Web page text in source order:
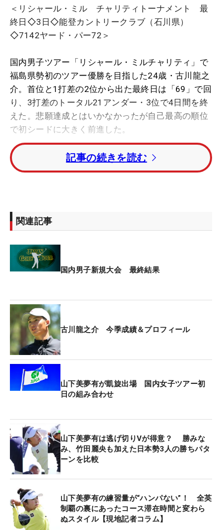
＜リシャール・ミル チャリティトーナメント 最
終日◇3日◇能登カントリークラブ（石川県）
◇7142ヤード・パー72＞
国内男子ツアー「リシャール・ミルチャリティ」で
福島県勢初のツアー優勝を目指した24歳・古川龍之
介。首位と1打差の2位から出た最終日は「69」で回
り、3打差のトータル21アンダー・3位で4日間を終
えた。悲願達成とはいかなかったが自己最高の順位
で初シードに大きく前進した。
初日「65」、2日目「64」と予選ラウンドは連日、
ツアーでの自己ベストスコアを更新して首位タイで
ットが打てずに初タイトルは逃した。「最後（18
番）のバーディのおかげで単独3位。自分にとって
した」。今季レギュラーツアー本格参戦1年目の古
川は、初めての優勝争いで順位を大きく落としても
今年6月の「BMW 日本ゴルフツアー選手権 森ビルカ
ップ」で自己ベストフィニッシュとなった6位タイ
を更新する結果だ。賞金646万円を加算して今季の
獲得賞金は1271万円と、昨季のシード権のボーダー
ライン974万円余りを大きく上回った。
4日間を振り返ると「フィーリングがすごくよかっ
ティングが躍進の要因となった。「距離感が勝手に
合っている感じでした。ショートゲームがスコアに
つながるんだなと、すごく勉強になりました」と自
身のみならず福島県勢初優勝へ向けても大きな収穫
を得た。
大会は連日30度以上の灼熱の中で行われ、ラウンド
後は体力消耗を避けて練習をしない選手も多くい
記事の続きを読む
関連記事
国内男子新規大会 最終結果
古川龍之介 今季成績＆プロフィール
山下美夢有が凱旋出場 国内女子ツアー初
日の組み合わせ
山下美夢有は逃げ切りVが得意？ 勝みな
み、竹田麗央も加えた日本勢3人の勝ちパタ
ーンを比較
山下美夢有の練習量が“ハンパない”！ 全英
制覇の裏にあったコース滞在時間と変わら
ぬスタイル【現地記者コラム】